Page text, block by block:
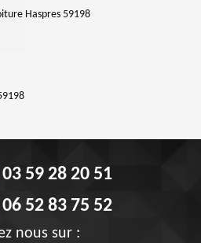
Haspres 59198
03 59 28 20 51
06 52 83 75 52
nous sur :